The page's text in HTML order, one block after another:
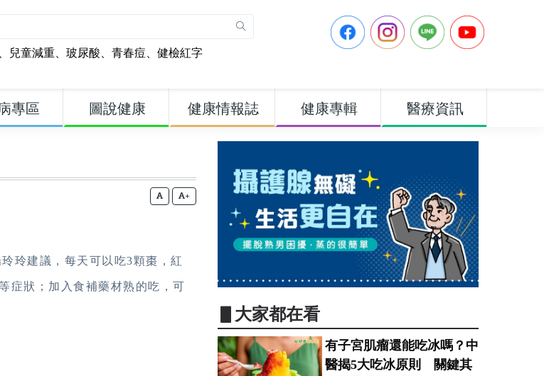
、 兒童減重、 玻尿酸、 青春痘、 健檢紅字
專區 圖說健康 健康情報誌 健康專輯 醫療資訊
+
玲建議，每天可以吃3顆棗，紅
症狀；加入食補藥材熟的吃，可
▋大家都在看
有子宮肌瘤還能吃冰嗎？中
醫揭5大吃冰原則 關鍵其